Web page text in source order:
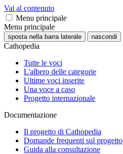
Vai al contenuto
Menu principale
Menu principale
sposta nella barra laterale nascondi
Cathopedia
Tutte le voci
L'albero delle categorie
Ultime voci inserite
Una voce a caso
Progetto internazionale
Documentazione
Il progetto di Cathopedia
Domande frequenti sul progetto
Guida alla consultazione